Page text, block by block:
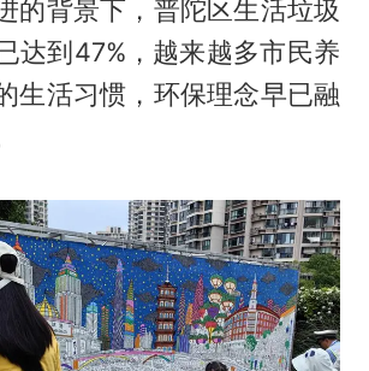
的背景下，普陀区生活垃圾
达到47%，越来越多市民养
生活习惯，环保理念早已融